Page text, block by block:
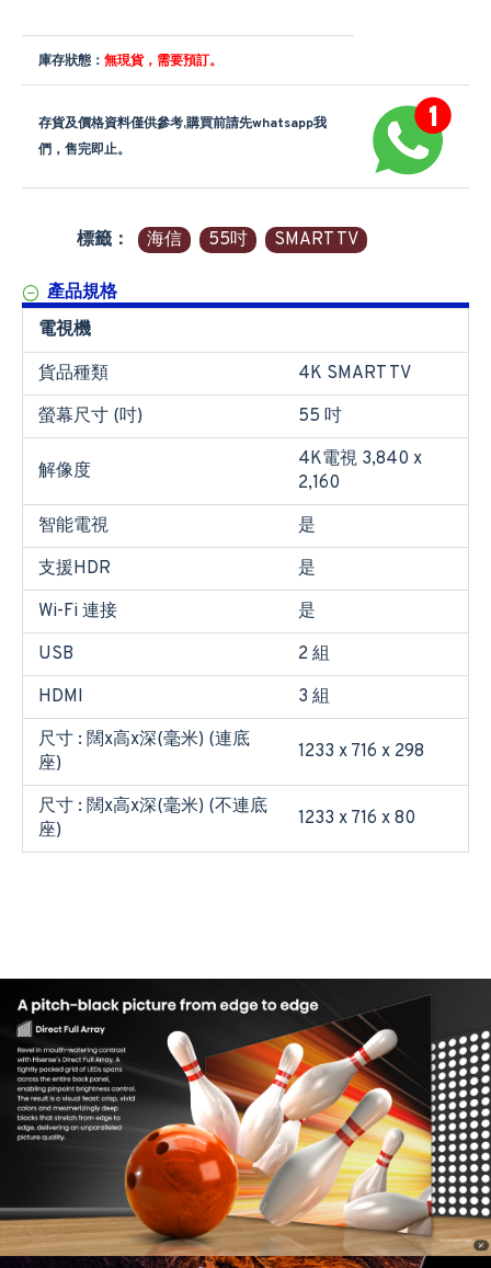
庫存狀態： 無現貨，需要預訂。
存貨及價格資料僅供參考,購買前請先whatsapp我
們，售完即止。
標籤： 海信 55吋 SMART TV
產品規格
電視機
貨品種類
4K SMART TV
螢幕尺寸 (吋)
55 吋
解像度
4K電視 3,840 x
2,160
智能電視
是
支援HDR
是
Wi-Fi 連接
是
USB
2 組
HDMI
3 組
尺寸 : 闊x高x深(毫米) (連底
座)
1233 x 716 x 298
尺寸 : 闊x高x深(毫米) (不連底
座)
1233 x 716 x 80